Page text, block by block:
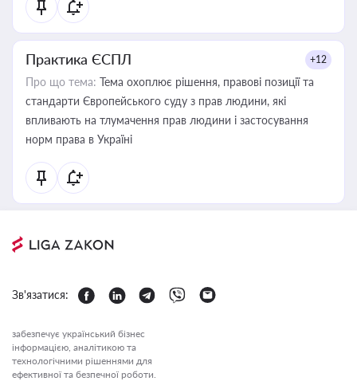
Практика ЄСПЛ +12
Про що тема: Тема охоплює рішення, правові позиції та
стандарти Європейського суду з прав людини, які
впливають на тлумачення прав людини і застосування
норм права в Україні
Зв'язатися:
забезпечує український бізнес
інформацією, аналітикою та
технологічними рішеннями для
ефективної та безпечної роботи.